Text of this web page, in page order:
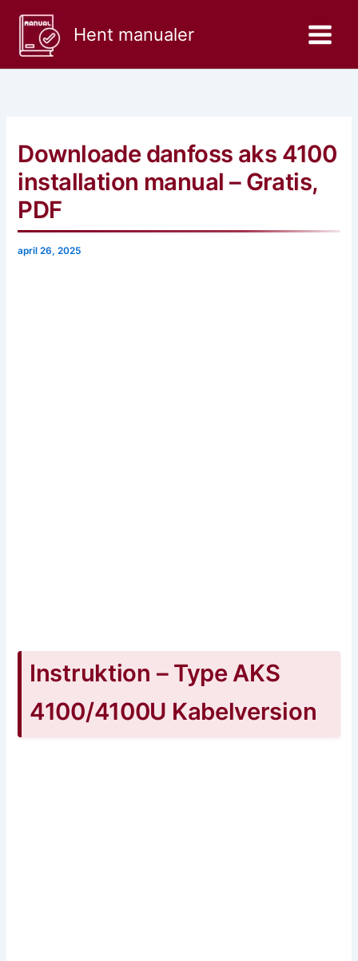
indholdet
Hent manualer
Downloade danfoss aks 4100
installation manual – Gratis,
PDF
april 26, 2025
Instruktion – Type AKS
4100/4100U Kabelversion